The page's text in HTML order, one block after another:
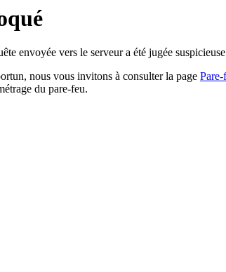
envoyée vers le serveur a été jugée
nous vous invitons à consulter la page
du pare-feu.